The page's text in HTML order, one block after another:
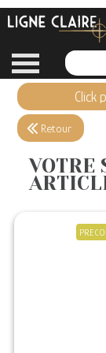
Appliquer
18 ARTICLES
Effacer vos
Informations
Stock en
Click
Retour
VOTRE